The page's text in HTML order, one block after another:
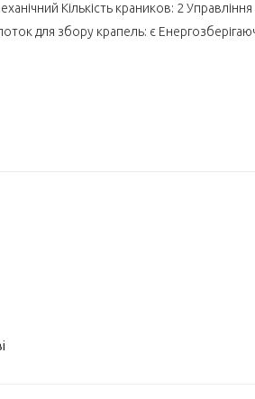
Кількість краников: 2
для збору крапель: є